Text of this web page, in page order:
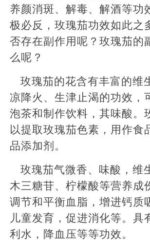
养颜消斑、解毒、解酒等功
极必反，玫瑰茄功效如此之
否存在副作用呢？玫瑰茄的
么呢？
玫瑰茄的花含有丰富的维
凉降火、生津止渴的功效，
泡茶和制作饮料，其味酸。
以提取玫瑰茄色素，用作食
品添加剂。
玫瑰茄气微香、味酸，维
木三糖苷、柠檬酸等营养成
调节和平衡血脂，增进钙质
儿童发育，促进消化等。具
利水，降血压等等功效。